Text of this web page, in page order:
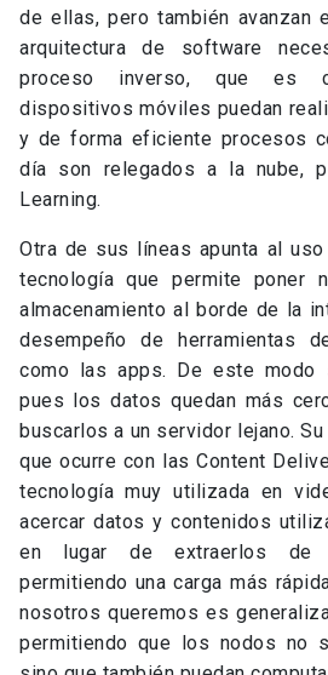
de ellas, pero también avanzan
arquitectura de software
proceso inverso, que es
dispositivos móviles puedan
y de forma eficiente procesos
día son relegados a la nube,
Learning.
Otra de sus líneas apunta al
tecnología que permite poner
almacenamiento al borde de la
desempeño de herramientas
como las apps. De este modo
pues los datos quedan más
buscarlos a un servidor lejano.
que ocurre con las Content
tecnología muy utilizada en
acercar datos y contenidos
en lugar de extraerlos de
permitiendo una carga más
nosotros queremos es
permitiendo que los nodos no